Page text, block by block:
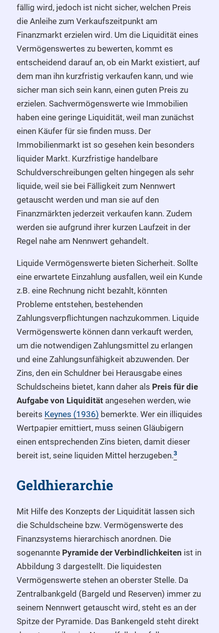
fällig wird, jedoch ist nicht sicher, welchen Preis
die Anleihe zum Verkaufszeitpunkt am
Finanzmarkt erzielen wird. Um die Liquidität eines
Vermögenswertes zu bewerten, kommt es
entscheidend darauf an, ob ein Markt existiert, auf
dem man ihn kurzfristig verkaufen kann, und wie
sicher man sich sein kann, einen guten Preis zu
erzielen. Sachvermögenswerte wie Immobilien
haben eine geringe Liquidität, weil man zunächst
einen Käufer für sie finden muss. Der
Immobilienmarkt ist so gesehen kein besonders
liquider Markt. Kurzfristige handelbare
Schuldverschreibungen gelten hingegen als sehr
liquide, weil sie bei Fälligkeit zum Nennwert
getauscht werden und man sie auf den
Finanzmärkten jederzeit verkaufen kann. Zudem
werden sie aufgrund ihrer kurzen Laufzeit in der
Regel nahe am Nennwert gehandelt.
Liquide Vermögenswerte bieten Sicherheit. Sollte
eine erwartete Einzahlung ausfallen, weil ein Kunde
z.B. eine Rechnung nicht bezahlt, könnten
Probleme entstehen, bestehenden
Zahlungsverpflichtungen nachzukommen. Liquide
Vermögenswerte können dann verkauft werden,
um die notwendigen Zahlungsmittel zu erlangen
und eine Zahlungsunfähigkeit abzuwenden. Der
Zins, den ein Schuldner bei Herausgabe eines
Schuldscheins bietet, kann daher als Preis für die
Aufgabe von Liquidität angesehen werden, wie
bereits Keynes (1936) bemerkte. Wer ein illiquides
Wertpapier emittiert, muss seinen Gläubigern
einen entsprechenden Zins bieten, damit dieser
bereit ist, seine liquiden Mittel herzugeben.3
Geldhierarchie
Mit Hilfe des Konzepts der Liquidität lassen sich
die Schuldscheine bzw. Vermögenswerte des
Finanzsystems hierarchisch anordnen. Die
sogenannte Pyramide der Verbindlichkeiten ist in
Abbildung 3 dargestellt. Die liquidesten
Vermögenswerte stehen an oberster Stelle. Da
Zentralbankgeld (Bargeld und Reserven) immer zu
seinem Nennwert getauscht wird, steht es an der
Spitze der Pyramide. Das Bankengeld steht direkt